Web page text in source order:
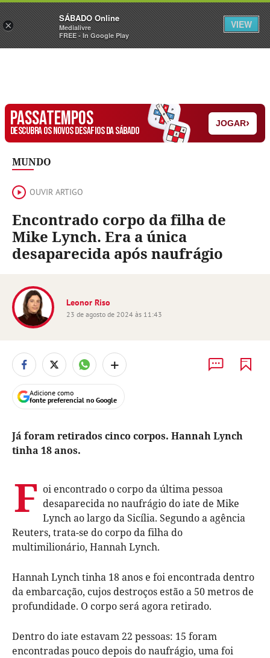
Sábado Assine Iniciar Sessão
PASSATEMPOS
DESCUBRA OS NOVOS DESAFIOS DA SÁBADO
JOGAR›
MUNDO
OUVIR ARTIGO
Encontrado corpo da filha de
Mike Lynch. Era a única
desaparecida após naufrágio
Leonor Riso
23 de agosto de 2024 às 11:43
+
Adicione como
fonte preferencial no Google
Já foram retirados cinco corpos. Hannah Lynch
tinha 18 anos.
F oi encontrado o corpo da última pessoa
desaparecida no naufrágio do iate de Mike
Lynch ao largo da Sicília. Segundo a agência
Reuters, trata-se do corpo da filha do
multimilionário, Hannah Lynch.
Hannah Lynch tinha 18 anos e foi encontrada dentro
da embarcação, cujos destroços estão a 50 metros de
profundidade. O corpo será agora retirado.
Dentro do iate estavam 22 pessoas: 15 foram
encontradas pouco depois do naufrágio, uma foi
×
SÁBADO Online
Medialivre
FREE - In Google Play
VIEW